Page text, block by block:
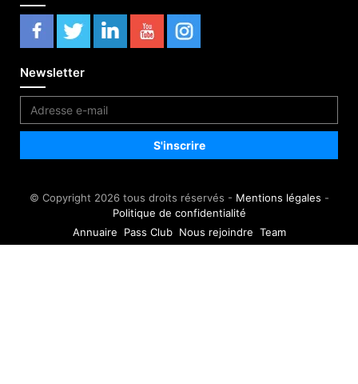
Newsletter
© Copyright 2026 tous droits réservés - Mentions légales -
Politique de confidentialité
Annuaire
Pass Club Nous rejoindre Team